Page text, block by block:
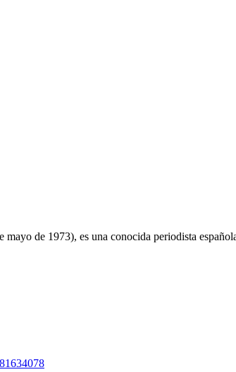
de 1973), es una conocida periodista